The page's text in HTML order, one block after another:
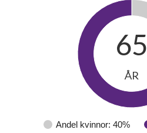
Andel kvinnor: 40%
65
ÅR